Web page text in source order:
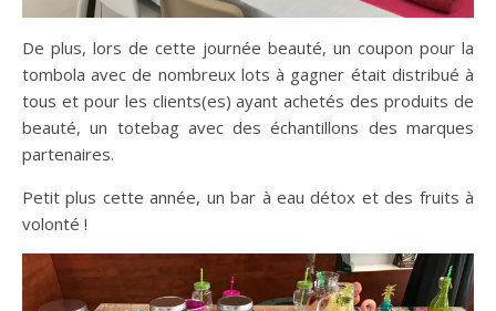
De plus, lors de cette journée beauté, un coupon pour la
tombola avec de nombreux lots à gagner était distribué à
tous et pour les clients(es) ayant achetés des produits de
beauté, un totebag avec des échantillons des marques
partenaires.
Petit plus cette année, un bar à eau détox et des fruits à
volonté !